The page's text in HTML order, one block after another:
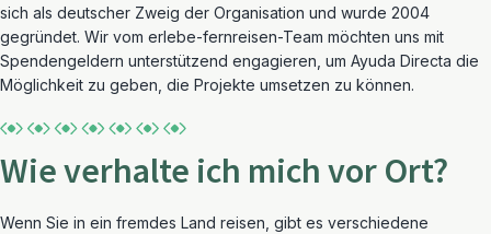
sich als deutscher Zweig der Organisation und wurde 2004
gegründet. Wir vom erlebe-fernreisen-Team möchten uns mit
Spendengeldern unterstützend engagieren, um Ayuda Directa die
Möglichkeit zu geben, die Projekte umsetzen zu können.
Wie verhalte ich mich vor Ort?
Wenn Sie in ein fremdes Land reisen, gibt es verschiedene